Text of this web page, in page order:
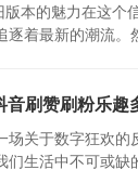
本的魅力在这个
着最新的潮流。
音刷赞刷粉乐趣
场关于数字狂欢的
生活中不可或缺